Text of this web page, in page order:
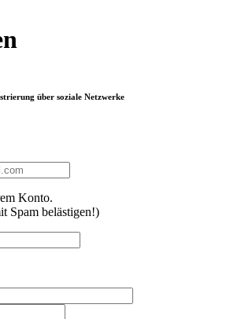
über soziale Netzwerke
Konto.
Spam belästigen!)